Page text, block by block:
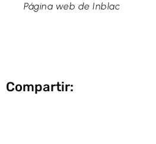
Página web de Inblac
Compartir: